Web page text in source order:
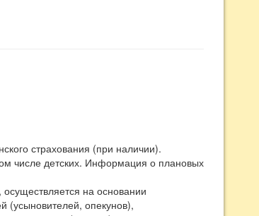
страхования (при наличии).
числе детских. Информация о плановых
на основании
(усыновителей, опекунов),